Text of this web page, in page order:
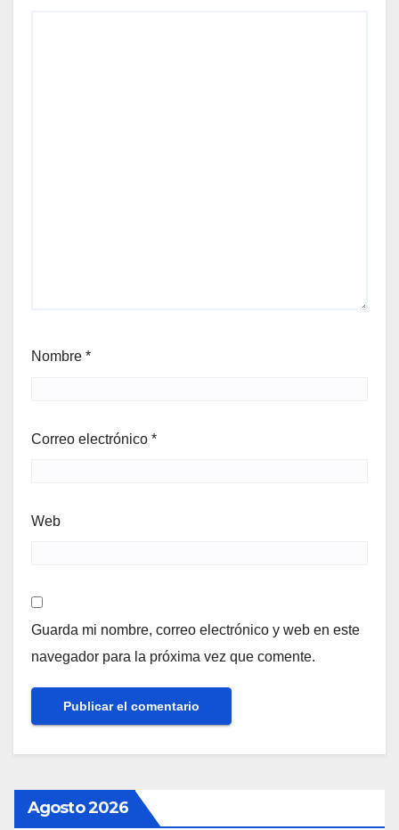
Nombre *
Correo electrónico *
Web
Guarda mi nombre, correo electrónico y web en este
navegador para la próxima vez que comente.
Agosto 2026